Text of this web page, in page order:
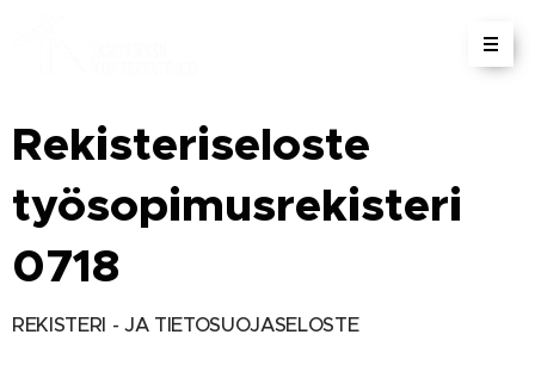
Rekisteriseloste
työsopimusrekisteri
0718
REKISTERI - JA TIETOSUOJASELOSTE